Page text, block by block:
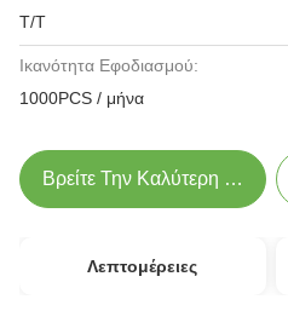
T/T
Ικανότητα Εφοδιασμού:
1000PCS / μήνα
Βρείτε Την Καλύτερη Τιμή
Λεπτομέρειες